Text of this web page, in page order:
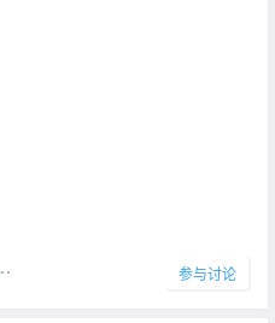
参与讨论